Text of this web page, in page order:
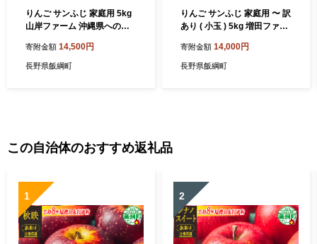
りんご サンふじ 家庭用 5kg
山岸ファーム 沖縄県への配
ら2026年12月下旬頃まで順
次発送予定 令和8年度収穫分
寄附金額 14,500円
長野県飯綱町
りんご サンふじ 家庭用 〜 訳
あり ( 小玉 ) 5kg 増田ファー
年11月下旬頃から2027年1月
上旬頃まで順次発送予定 令
寄附金額 14,000円
長野県飯綱町
この自治体のおすすめ返礼品
1 2